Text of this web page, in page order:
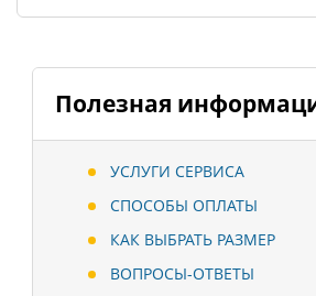
Полезная
УСЛУГИ СЕРВИСА
СПОСОБЫ ОПЛАТЫ
КАК ВЫБРАТЬ РАЗМЕР
ВОПРОСЫ-ОТВЕТЫ